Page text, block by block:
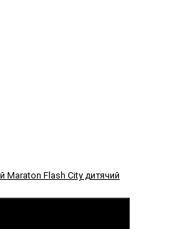
Maraton Flash City дитячий